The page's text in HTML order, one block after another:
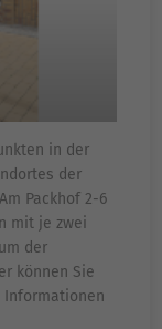
in der
der
Packhof 2-6
mit je zwei
der
können Sie